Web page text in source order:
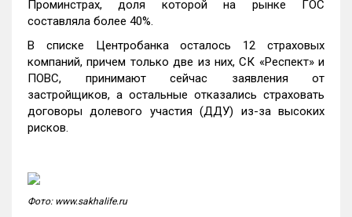
Проминстрах, доля которой на рынке ГОС
составляла более 40%.
В списке Центробанка осталось 12 страховых
компаний, причем только две из них, СК «Респект» и
ПОВС, принимают сейчас заявления от
застройщиков, а остальные отказались страховать
договоры долевого участия (ДДУ) из-за высоких
рисков.
Фото: www.sakhalife.ru